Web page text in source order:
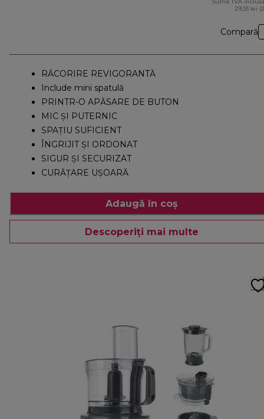
Sumă TVA
29,33 lei
Compară
RĂCORIRE REVIGORANTĂ
Include mini spatulă
PRINTR-O APĂSARE DE BUTON
MIC ȘI PUTERNIC
SPAȚIU SUFICIENT
ÎNGRIJIT ȘI ORDONAT
SIGUR ȘI SECURIZAT
CURĂȚARE UȘOARĂ
Adaugă în coș
Descoperiți mai multe